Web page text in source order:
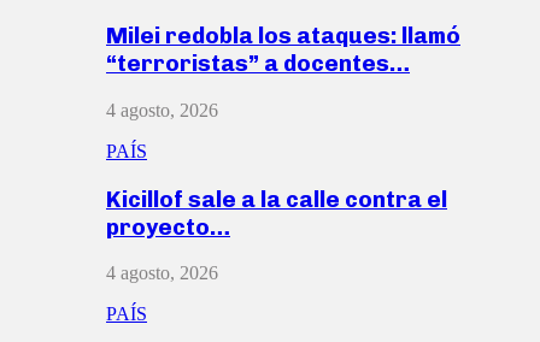
Milei redobla los ataques: llamó
“terroristas” a docentes…
4 agosto, 2026
PAÍS
Kicillof sale a la calle contra el
proyecto…
4 agosto, 2026
PAÍS